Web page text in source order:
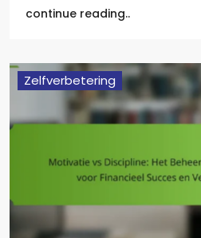
continue reading..
Zelfverbetering